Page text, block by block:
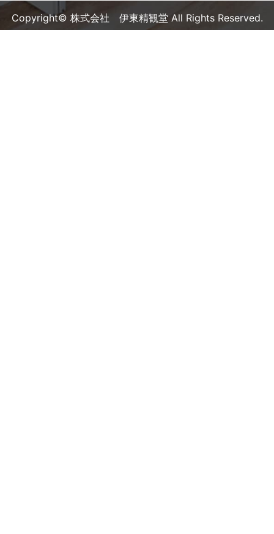
Copyright© 株式会社 伊東精観堂 All Rights Reserved.